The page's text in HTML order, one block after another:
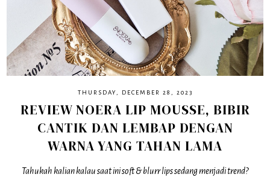
THURSDAY, DECEMBER 28, 2023
REVIEW NOERA LIP MOUSSE, BIBIR
CANTIK DAN LEMBAP DENGAN
WARNA YANG TAHAN LAMA
Tahukah kalian kalau saat ini soft & blurr lips sedang menjadi trend?